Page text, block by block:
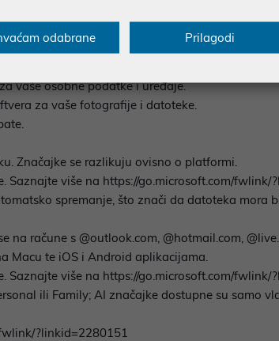
Outlook i OneNote sa značajkom Microsoft
inteligencijom u programu Designer.
filtrima i efektima.
vaše osobne podatke i uređaje.
za vaše fotografije i datoteke.
Značajke se razlikuju ovisno o platformi.
Saznajte više na https://go.microsoft.com/fwlink/
spremanje, što znači da datoteka mora
na račune s @outlook.com, @hotmail.com,
Macu te iOS i Android aplikacijama.
Saznajte više na https://go.microsoft.com/fwlink/
ili Family; AI značajke dostupne su samo
?linkid=2280151
odabrane Prilagodi